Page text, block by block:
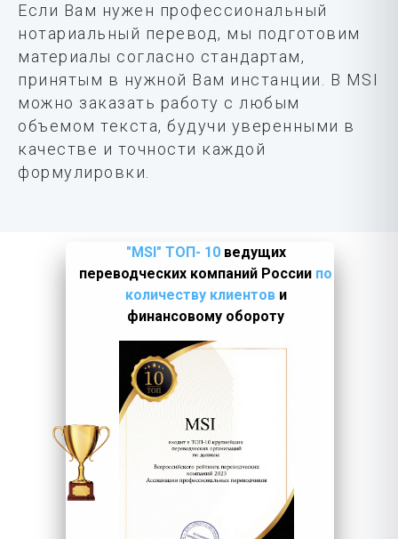
Если Вам нужен профессиональный
нотариальный перевод, мы подготовим
материалы согласно стандартам,
принятым в нужной Вам инстанции. В MSI
можно заказать работу с любым
объемом текста, будучи уверенными в
качестве и точности каждой
формулировки.
"MSI" ТОП- 10ведущих
переводческих компаний России по
количеству клиентови
финансовому обороту